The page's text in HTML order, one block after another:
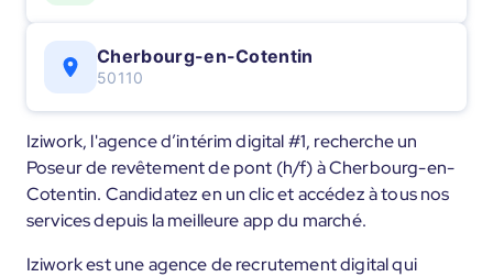
Cherbourg-en-Cotentin
50110
Iziwork, l'agence d’intérim digital #1, recherche un
Poseur de revêtement de pont (h/f) à Cherbourg-en-
Cotentin. Candidatez en un clic et accédez à tous nos
services depuis la meilleure app du marché.
Iziwork est une agence de recrutement digital qui